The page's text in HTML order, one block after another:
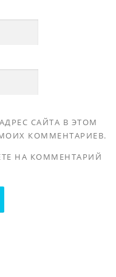
САЙТА В ЭТОМ
КОММЕНТАРИЕВ.
НА КОММЕНТАРИЙ